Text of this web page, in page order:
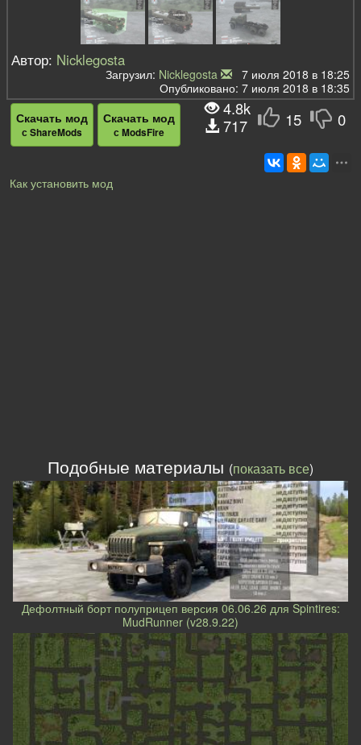
Автор: Nicklegosta
Загрузил: Nicklegosta
7 июля 2018 в 18:25
Опубликовано: 7 июля 2018 в 18:35
15 0
Скачать мод
с ShareMods
Скачать мод
с ModsFire
4.8k
717
Как установить мод
Подобные материалы (показать все)
Дефолтный борт полуприцеп версия 06.06.26 для Spintires:
MudRunner (v28.9.22)